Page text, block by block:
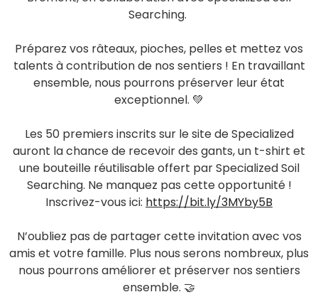
Searching.
Préparez vos râteaux, pioches, pelles et mettez vos
talents à contribution de nos sentiers ! En travaillant
ensemble, nous pourrons préserver leur état
exceptionnel. 💚
Les 50 premiers inscrits sur le site de Specialized
auront la chance de recevoir des gants, un t-shirt et
une bouteille réutilisable offert par Specialized Soil
Searching. Ne manquez pas cette opportunité !
Inscrivez-vous ici: https://bit.ly/3MYby5B
N’oubliez pas de partager cette invitation avec vos
amis et votre famille. Plus nous serons nombreux, plus
nous pourrons améliorer et préserver nos sentiers
ensemble. 🤝